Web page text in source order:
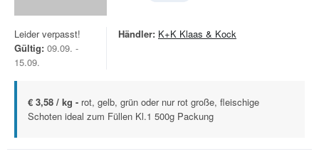
Leider verpasst!
Gültig: 09.09. -
15.09.
Händler: K+K Klaas & Kock
€ 3,58 / kg - rot, gelb, grün oder nur rot große, fleischige
Schoten ideal zum Füllen Kl.1 500g Packung